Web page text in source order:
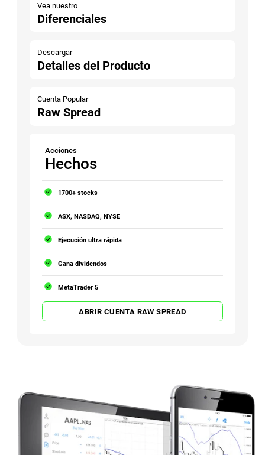
Vea nuestro
Diferenciales
Descargar
Detalles del Producto
Cuenta Popular
Raw Spread
Acciones
Hechos
1700+ stocks
ASX, NASDAQ, NYSE
Ejecución ultra rápida
Gana dividendos
MetaTrader 5
ABRIR CUENTA RAW SPREAD